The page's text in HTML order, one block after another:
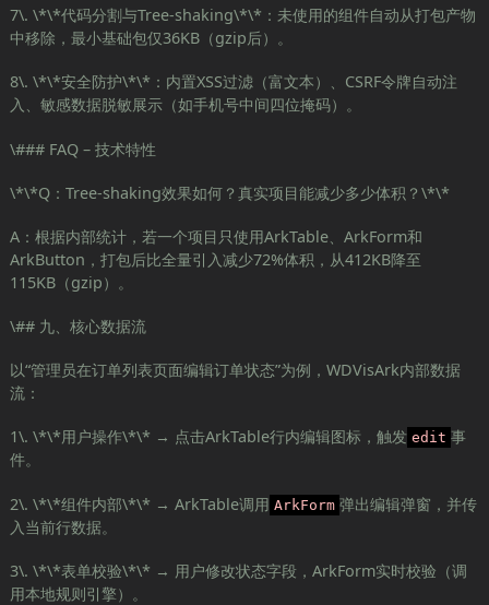
7\. \*\*代码分割与Tree-shaking\*\*：未使用的组件自动从打包产物
中移除，最小基础包仅36KB（gzip后）。
8\. \*\*安全防护\*\*：内置XSS过滤（富文本）、CSRF令牌自动注
入、敏感数据脱敏展示（如手机号中间四位掩码）。
\### FAQ – 技术特性
\*\*Q：Tree-shaking效果如何？真实项目能减少多少体积？\*\*
A：根据内部统计，若一个项目只使用ArkTable、ArkForm和
ArkButton，打包后比全量引入减少72%体积，从412KB降至
115KB（gzip）。
\## 九、核心数据流
以“管理员在订单列表页面编辑订单状态”为例，WDVisArk内部数据
流：
1\. \*\*用户操作\*\* → 点击ArkTable行内编辑图标，触发 edit 事
件。
2\. \*\*组件内部\*\* → ArkTable调用 ArkForm 弹出编辑弹窗，并传
入当前行数据。
3\. \*\*表单校验\*\* → 用户修改状态字段，ArkForm实时校验（调
用本地规则引擎）。